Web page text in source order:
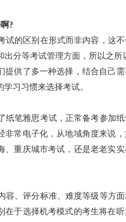
?
试的区别在形式而非内容，这
出分等考试管理方面，所以之所
提供了多一种选择，结合自己
习习惯来选择考试。
纸笔雅思考试，正常备考参加纸
非常电子化，从地域角度来说
、重庆城市考试，还是老老实
容、评分标准、难度等级等方
在于选择机考模式的考生将在